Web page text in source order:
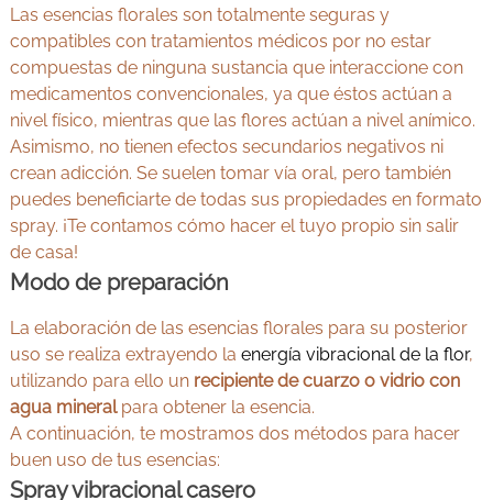
Las esencias florales son totalmente seguras y
compatibles con tratamientos médicos por no estar
compuestas de ninguna sustancia que interaccione con
medicamentos convencionales, ya que éstos actúan a
nivel físico, mientras que las flores actúan a nivel anímico.
Asimismo, no tienen efectos secundarios negativos ni
crean adicción. Se suelen tomar vía oral, pero también
puedes beneficiarte de todas sus propiedades en formato
spray. ¡Te contamos cómo hacer el tuyo propio sin salir
de casa!
Modo de preparación
La elaboración de las esencias florales para su posterior
uso se realiza extrayendo la energía vibracional de la flor,
utilizando para ello un recipiente de cuarzo o vidrio con
agua mineralpara obtener la esencia.
A continuación, te mostramos dos métodos para hacer
buen uso de tus esencias:
Spray vibracional casero